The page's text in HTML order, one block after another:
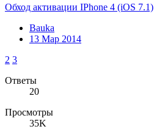
Обход активации IPhone 4 (iOS 7.1)
Bauka
13 Мар 2014
2 3
Ответы
20
Просмотры
35K